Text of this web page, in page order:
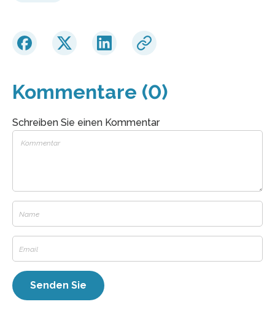
Kommentare (0)
Schreiben Sie einen Kommentar